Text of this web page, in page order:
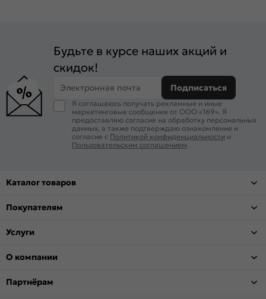
Будьте в курсе наших акций и
скидок!
Электронная почта Подписаться
Я соглашаюсь получать рекламные и иные
маркетинговые сообщения от ООО «169». Я
предоставляю согласие на обработку персональных
данных, а также подтверждаю ознакомление и
согласие с Политикой конфиденциальности и
Пользовательским соглашением
Каталог товаров
Покупателям
Услуги
О компании
Партнёрам